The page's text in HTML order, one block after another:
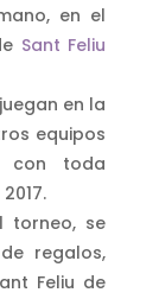
en el
Sant Feliu
en la
equipos
con toda
torneo, se
regalos,
Feliu de